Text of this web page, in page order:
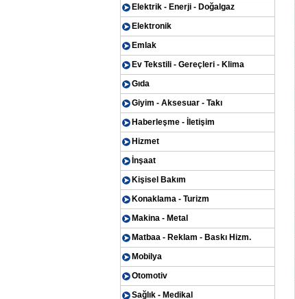
Elektrik - Enerji - Doğalgaz
Elektronik
Emlak
Ev Tekstili - Gereçleri - Klima
Gıda
Giyim - Aksesuar - Takı
Haberleşme - İletişim
Hizmet
İnşaat
Kişisel Bakım
Konaklama - Turizm
Makina - Metal
Matbaa - Reklam - Baskı Hizm.
Mobilya
Otomotiv
Sağlık - Medikal